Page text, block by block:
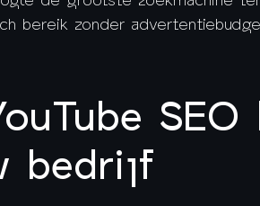
bereik zonder
bedrijf